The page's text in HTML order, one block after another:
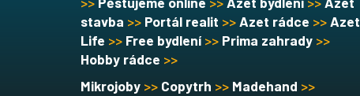
stavba >> Portál realit >>Azet rádce >>Azet
Life >> Free bydlení >> Prima zahrady >>
Hobby rádce >>
Mikrojoby >> Copytrh >> Madehand >>